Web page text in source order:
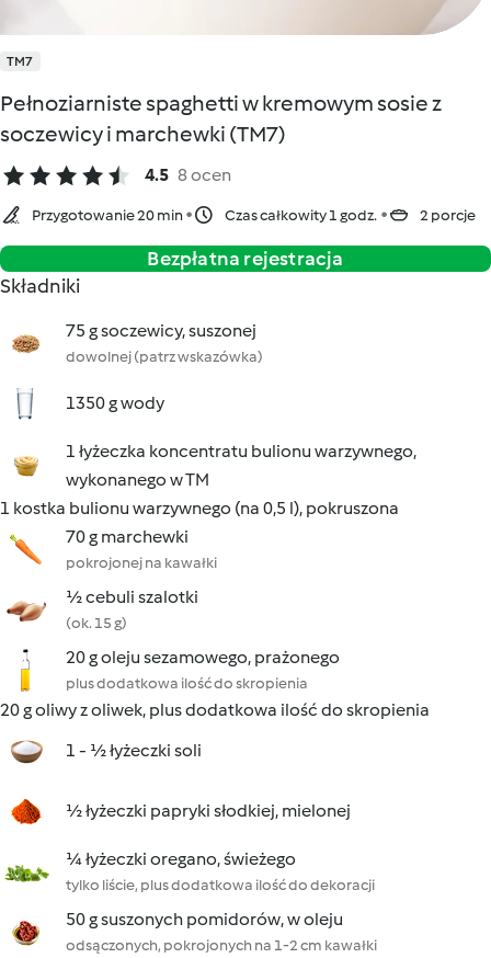
TM7
Pełnoziarniste spaghetti w kremowym sosie z
soczewicy i marchewki (TM7)
4.5 8 ocen
Przygotowanie 20 min Czas całkowity 1 godz. 2 porcje
Bezpłatna rejestracja
Składniki
75 g soczewicy, suszonej
dowolnej (patrz wskazówka)
1350 g wody
1 łyżeczka koncentratu bulionu warzywnego,
wykonanego w TM
1 kostka bulionu warzywnego (na 0,5 l), pokruszona
70 g marchewki
pokrojonej na kawałki
½ cebuli szalotki
(ok. 15 g)
20 g oleju sezamowego, prażonego
plus dodatkowa ilość do skropienia
20 g oliwy z oliwek, plus dodatkowa ilość do skropienia
1 - ½ łyżeczki soli
½ łyżeczki papryki słodkiej, mielonej
¼ łyżeczki oregano, świeżego
tylko liście, plus dodatkowa ilość do dekoracji
50 g suszonych pomidorów, w oleju
odsączonych, pokrojonych na 1-2 cm kawałki